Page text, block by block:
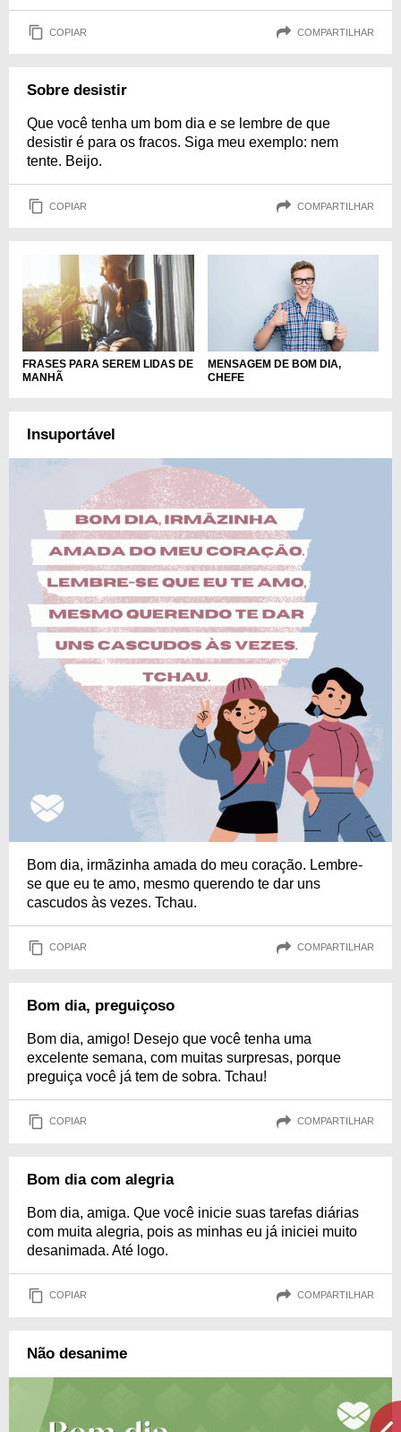
COPIAR COMPARTILHAR
Sobre desistir
Que você tenha um bom dia e se lembre de que
desistir é para os fracos. Siga meu exemplo: nem
tente. Beijo.
COPIAR COMPARTILHAR
FRASES PARA SEREM LIDAS DE
MANHÃ
MENSAGEM DE BOM DIA,
CHEFE
Insuportável
Bom dia, irmãzinha amada do meu coração. Lembre-
se que eu te amo, mesmo querendo te dar uns
cascudos às vezes. Tchau.
COPIAR COMPARTILHAR
Bom dia, preguiçoso
Bom dia, amigo! Desejo que você tenha uma
excelente semana, com muitas surpresas, porque
preguiça você já tem de sobra. Tchau!
COPIAR COMPARTILHAR
Bom dia com alegria
Bom dia, amiga. Que você inicie suas tarefas diárias
com muita alegria, pois as minhas eu já iniciei muito
desanimada. Até logo.
COPIAR COMPARTILHAR
Não desanime